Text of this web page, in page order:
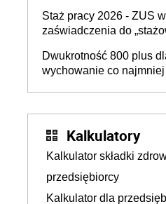
programu rządowego
Staż pracy 2026 - ZUS
zaświadczenia do
sprzed 1999 roku). Jak
zaświadczenie z ZUS?
Dwukrotność 800 plus
wychowanie co
Zapadła decyzja Sejmu
Kalkulatory
Kalkulator składki
przedsiębiorcy
Kalkulator dla